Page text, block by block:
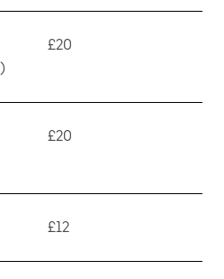
£20
£20
£12